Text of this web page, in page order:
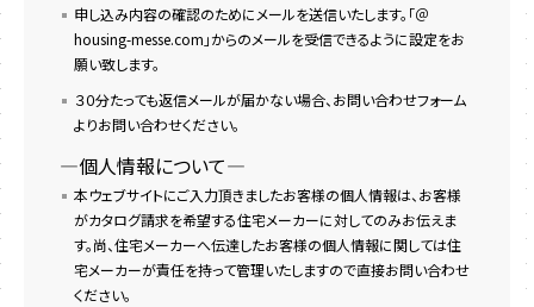
申し込み内容の確認のためにメールを送信いたします。「＠
housing-messe.com」からのメールを受信できるように設定をお
願い致します。
３０分たっても返信メールが届かない場合、お問い合わせフォーム
よりお問い合わせください。
―個人情報について―
本ウェブサイトにご入力頂きましたお客様の個人情報は、お客様
がカタログ請求を希望する住宅メーカーに対してのみお伝えま
す。尚、住宅メーカーへ伝達したお客様の個人情報に関しては住
宅メーカーが責任を持って管理いたしますので直接お問い合わせ
ください。